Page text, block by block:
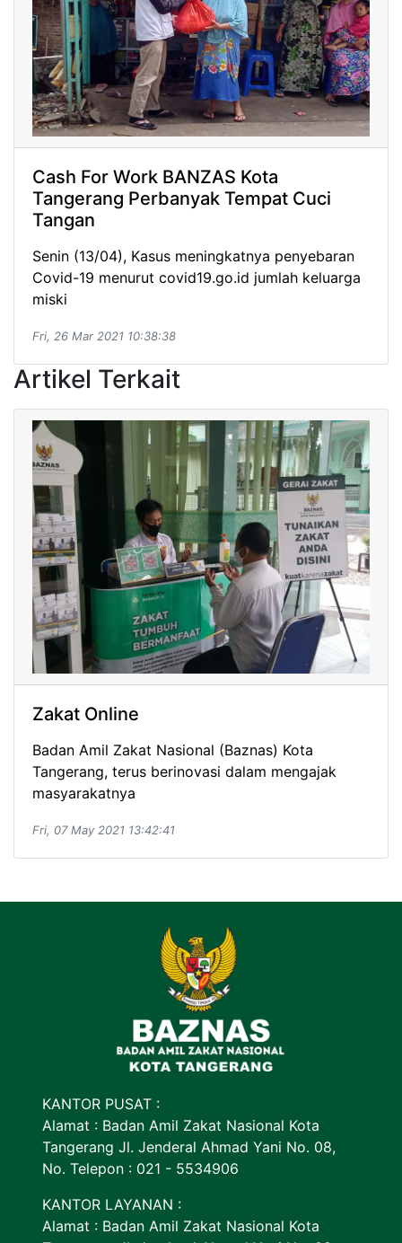
Cash For Work BANZAS Kota
Tangerang Perbanyak Tempat Cuci
Tangan
Senin (13/04), Kasus meningkatnya penyebaran
Covid-19 menurut covid19.go.id jumlah keluarga
miski
Fri, 26 Mar 2021 10:38:38
Artikel Terkait
Zakat Online
Badan Amil Zakat Nasional (Baznas) Kota
Tangerang, terus berinovasi dalam mengajak
masyarakatnya
Fri, 07 May 2021 13:42:41
KANTOR PUSAT :
Alamat : Badan Amil Zakat Nasional Kota
Tangerang Jl. Jenderal Ahmad Yani No. 08,
No. Telepon : 021 - 5534906
KANTOR LAYANAN :
Alamat : Badan Amil Zakat Nasional Kota